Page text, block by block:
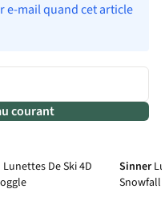
e-mail quand cet article
courant
Lunettes De Ski 4D
Sinner
Snowfall